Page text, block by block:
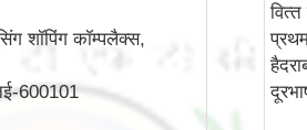
शॉपिंग कॉम्पलैक्स,
600101